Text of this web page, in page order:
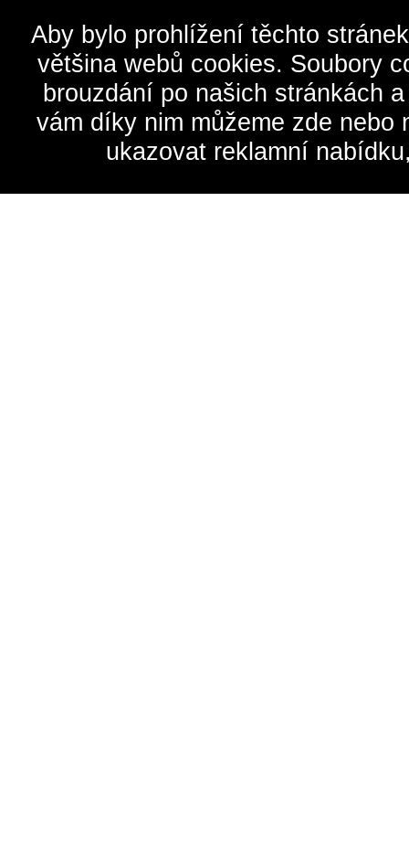
Aby bylo prohlížení těchto
většina webů cookies. Soubory
brouzdání po našich stránkách
vám díky nim můžeme zde
ukazovat reklamní